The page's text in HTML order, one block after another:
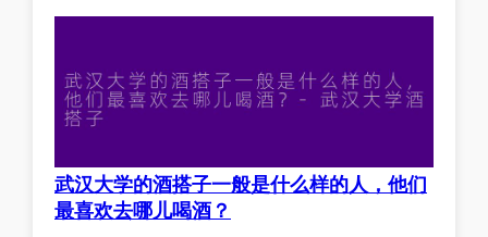
武汉大学的酒搭子一般是什么样的人，他们
最喜欢去哪儿喝酒？